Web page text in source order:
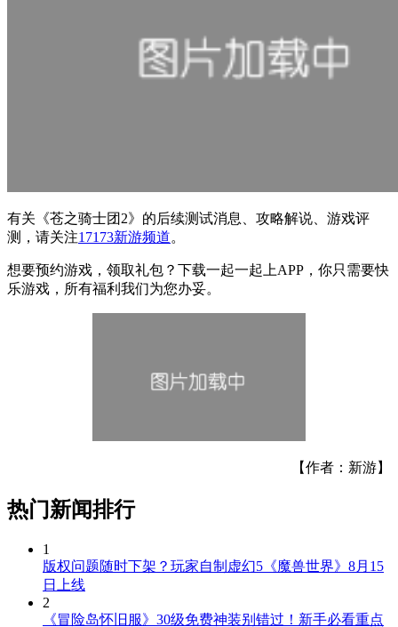
有关 《苍之骑士团2》 的后续测试消息、攻略解说、游戏评
测，请关注17173新游频道。
想要预约游戏，领取礼包？下载一起一起上APP，你只需要快
乐游戏，所有福利我们为您办妥。
【作者：新游】
热门新闻排行
1
版权问题随时下架？玩家自制虚幻5《魔兽世界》8月15
日上线
2
《冒险岛怀旧服》30级免费神装别错过！新手必看重点